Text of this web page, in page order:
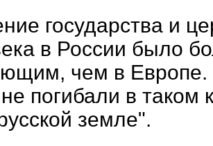
государства и
в России было
чем в Европе.
погибали в таком
земле".